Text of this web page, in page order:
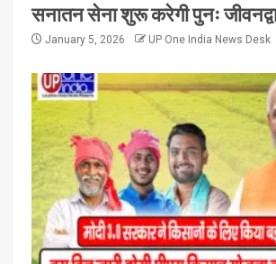
सनातन सेना शुरू करेगी पुनः
January 5, 2026 UP One India News Desk